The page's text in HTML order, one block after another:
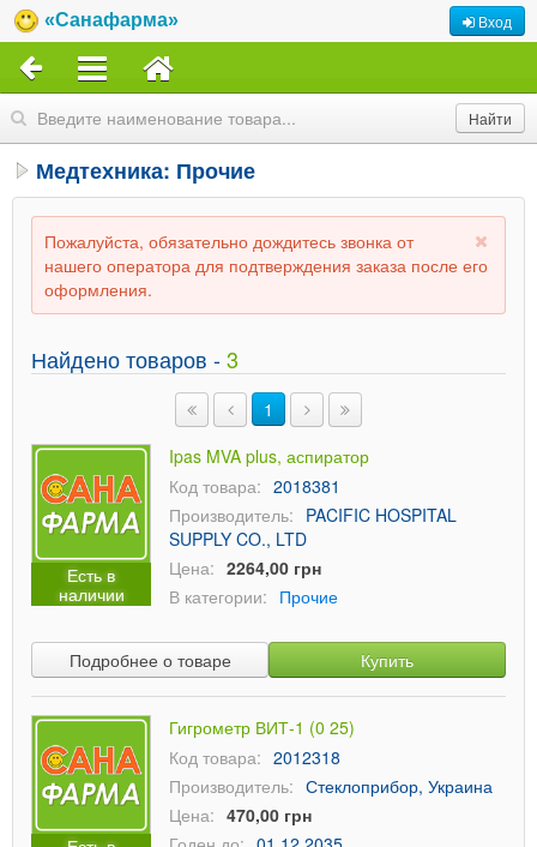
«Санафарма» Вход
Медтехника: Прочие
Пожалуйста, обязательно дождитесь звонка от
нашего оператора для подтверждения заказа после его
оформления.
Найдено товаров -3
1
Есть в
наличии
Ipas MVA plus, аспиратор
Код товара: 2018381
Производитель: PACIFIC HOSPITAL
SUPPLY CO., LTD
Цена: 2264,00 грн
В категории: Прочие
Подробнее о товаре Купить
Гигрометр ВИТ-1 (0 25)
Код товара: 2012318
Производитель: Стеклоприбор, Украина
Цена: 470,00 грн